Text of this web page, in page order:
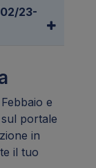
23-
e
portale
in
il tuo